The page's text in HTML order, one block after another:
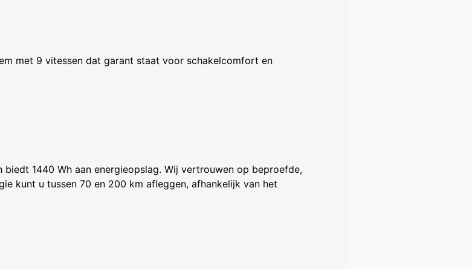
met 9 vitessen dat garant staat voor schakelcomfort en
1440 Wh aan energieopslag. Wij vertrouwen op beproefde,
kunt u tussen 70 en 200 km afleggen, afhankelijk van het